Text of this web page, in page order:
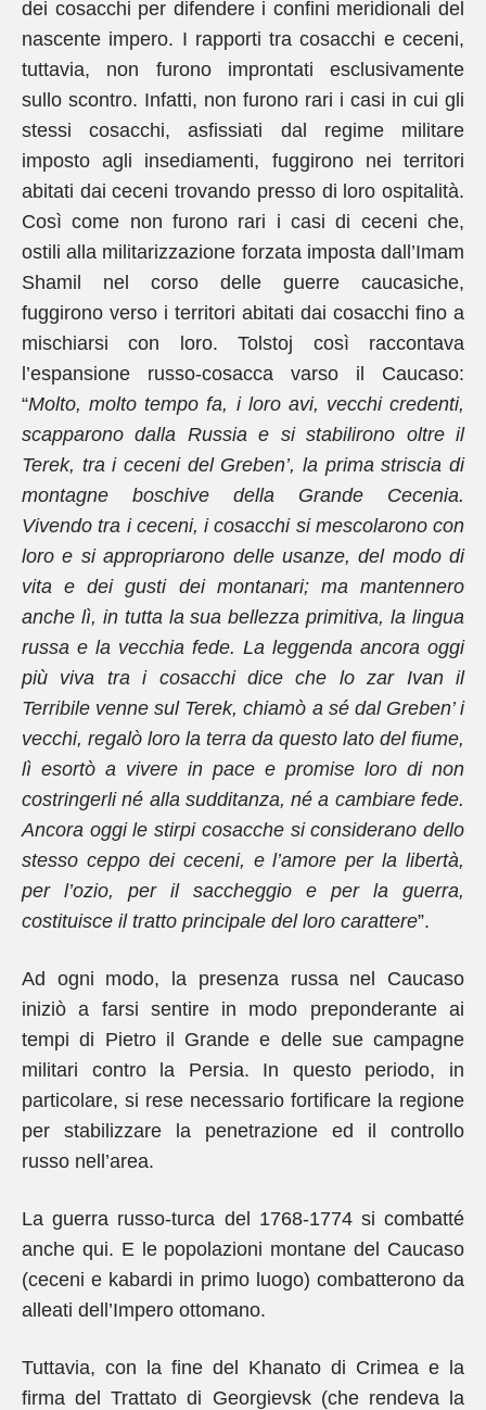
dei cosacchi per difendere i confini meridionali del
nascente impero. I rapporti tra cosacchi e ceceni,
tuttavia, non furono improntati esclusivamente
sullo scontro. Infatti, non furono rari i casi in cui gli
stessi cosacchi, asfissiati dal regime militare
imposto agli insediamenti, fuggirono nei territori
abitati dai ceceni trovando presso di loro ospitalità.
Così come non furono rari i casi di ceceni che,
ostili alla militarizzazione forzata imposta dall’Imam
Shamil nel corso delle guerre caucasiche,
fuggirono verso i territori abitati dai cosacchi fino a
mischiarsi con loro. Tolstoj così raccontava
l’espansione russo-cosacca varso il Caucaso:
“Molto, molto tempo fa, i loro avi, vecchi credenti,
scapparono dalla Russia e si stabilirono oltre il
Terek, tra i ceceni del Greben’, la prima striscia di
montagne boschive della Grande Cecenia.
Vivendo tra i ceceni, i cosacchi si mescolarono con
loro e si appropriarono delle usanze, del modo di
vita e dei gusti dei montanari; ma mantennero
anche lì, in tutta la sua bellezza primitiva, la lingua
russa e la vecchia fede. La leggenda ancora oggi
più viva tra i cosacchi dice che lo zar Ivan il
Terribile venne sul Terek, chiamò a sé dal Greben’ i
vecchi, regalò loro la terra da questo lato del fiume,
lì esortò a vivere in pace e promise loro di non
costringerli né alla sudditanza, né a cambiare fede.
Ancora oggi le stirpi cosacche si considerano dello
stesso ceppo dei ceceni, e l’amore per la libertà,
per l’ozio, per il saccheggio e per la guerra,
costituisce il tratto principale del loro carattere”.
Ad ogni modo, la presenza russa nel Caucaso
iniziò a farsi sentire in modo preponderante ai
tempi di Pietro il Grande e delle sue campagne
militari contro la Persia. In questo periodo, in
particolare, si rese necessario fortificare la regione
per stabilizzare la penetrazione ed il controllo
russo nell’area.
La guerra russo-turca del 1768-1774 si combatté
anche qui. E le popolazioni montane del Caucaso
(ceceni e kabardi in primo luogo) combatterono da
alleati dell’Impero ottomano.
Tuttavia, con la fine del Khanato di Crimea e la
firma del Trattato di Georgievsk (che rendeva la